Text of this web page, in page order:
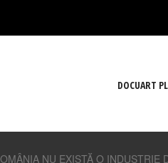
DOCUART
NU EXISTĂ O